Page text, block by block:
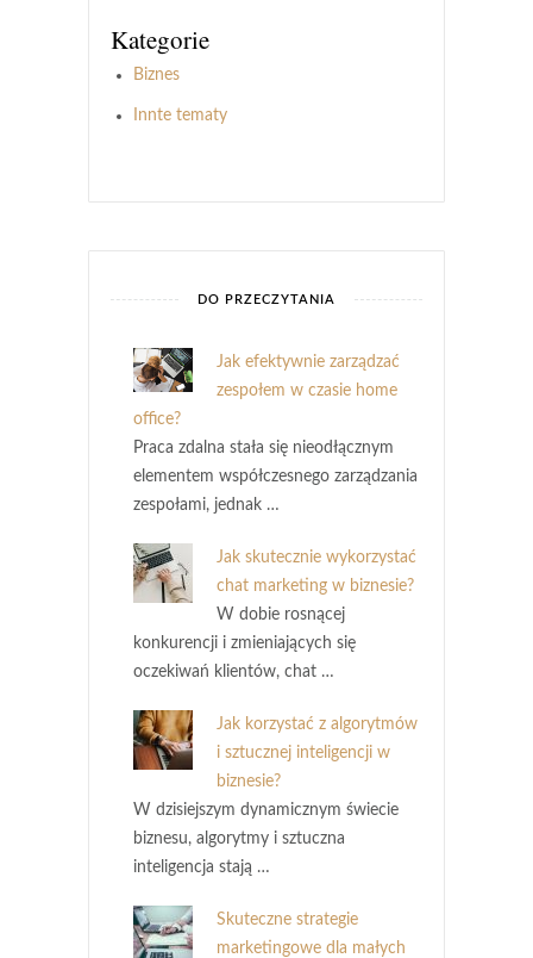
Kategorie
Biznes
Innte tematy
DO PRZECZYTANIA
Jak efektywnie zarządzać
zespołem w czasie home
office?
Praca zdalna stała się nieodłącznym
elementem współczesnego zarządzania
zespołami, jednak …
Jak skutecznie wykorzystać
chat marketing w biznesie?
W dobie rosnącej
konkurencji i zmieniających się
oczekiwań klientów, chat …
Jak korzystać z algorytmów
i sztucznej inteligencji w
biznesie?
W dzisiejszym dynamicznym świecie
biznesu, algorytmy i sztuczna
inteligencja stają …
Skuteczne strategie
marketingowe dla małych